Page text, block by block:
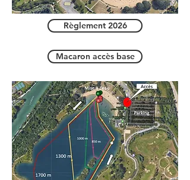
Règlement 2026
Macaron accès base